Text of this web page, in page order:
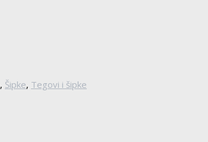
, Šipke, Tegovi i šipke